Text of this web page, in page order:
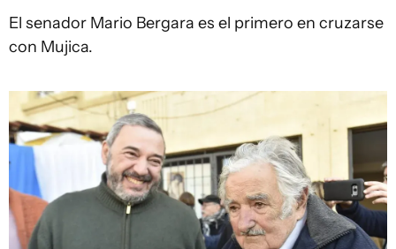
El senador Mario Bergara es el primero en cruzarse
con Mujica.